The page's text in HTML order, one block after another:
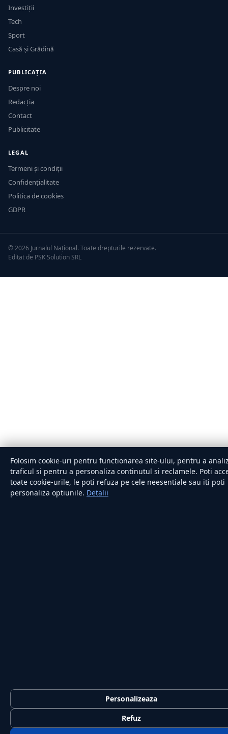
Investiții
Tech
Sport
Casă și Grădină
PUBLICAȚIA
Despre noi
Redacția
Contact
Publicitate
LEGAL
Termeni și condiții
Confidențialitate
Politica de cookies
GDPR
© 2026 Jurnalul Național. Toate drepturile rezervate.
Editat de PSK Solution SRL
Folosim cookie-uri pentru functionarea site-ului, pentru a
traficul si pentru a personaliza continutul si reclamele. Poti
toate cookie-urile, le poti refuza pe cele neesentiale sau iti poti
personaliza optiunile. Detalii
Personalizeaza
Refuz